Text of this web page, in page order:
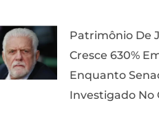
Patrimônio De
Cresce 630%
Enquanto
Investigado No